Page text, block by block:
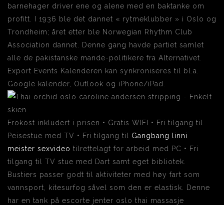
barnehager driver ene og alene med en baktanke om
profitt. I 1936 ble det dannet « rytmeklubber » i Oslo og
Trondheim; året etter ble Norwegian Rhythm Club
Association dannet. Denne gang havde partiet samlet
alle de pakistanske mande-politikere fra Alternativet.
Export Events Kalenderen kan synkroniseres til bl.a.
Google kalender, Outlook og iPhone/iPad.
Frokost inkludert i prisen • Gratis WIFI • Fri tilgang til
Peisestue med TV • Fri tilgang til Gangbang linni
meister sexvideo tilrettelagt for arbeid med PC • Fri
tilgang til TV stue med Dart samt eget bibliotek.
Bustiers passer godt til aktiviteter med høy fart som
vannsport, kitesurfog såvel som den er elastisk. Denne
har en tank på escorte jenter oslo thai massasje